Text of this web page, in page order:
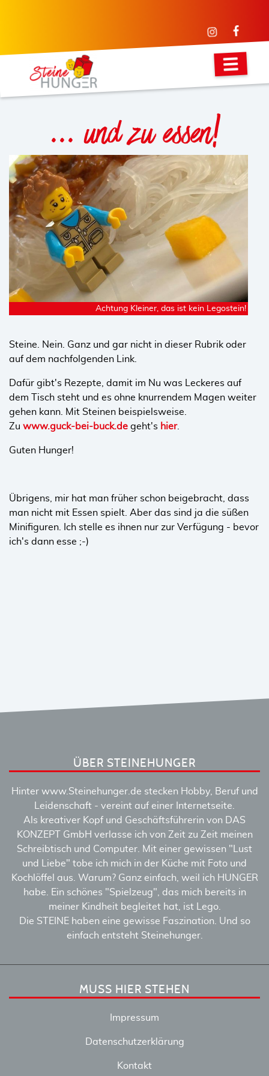
... und zu essen!
Achtung Kleiner, das ist kein Legostein!
Steine. Nein. Ganz und gar nicht in dieser Rubrik oder
auf dem nachfolgenden Link.
Dafür gibt's Rezepte, damit im Nu was Leckeres auf
dem Tisch steht und es ohne knurrendem Magen weiter
gehen kann. Mit Steinen beispielsweise.
Zu www.guck-bei-buck.de geht's hier.
Guten Hunger!
Übrigens, mir hat man früher schon beigebracht, dass
man nicht mit Essen spielt. Aber das sind ja die süßen
Minifiguren. Ich stelle es ihnen nur zur Verfügung - bevor
ich's dann esse ;-)
ÜBER STEINEHUNGER
Hinter www.Steinehunger.de stecken Hobby, Beruf und
Leidenschaft - vereint auf einer Internetseite.
Als kreativer Kopf und Geschäftsführerin von DAS
KONZEPT GmbH verlasse ich von Zeit zu Zeit meinen
Schreibtisch und Computer. Mit einer gewissen "Lust
und Liebe" tobe ich mich in der Küche mit Foto und
Kochlöffel aus. Warum? Ganz einfach, weil ich HUNGER
habe. Ein schönes "Spielzeug", das mich bereits in
meiner Kindheit begleitet hat, ist Lego.
Die STEINE haben eine gewisse Faszination. Und so
einfach entsteht Steinehunger.
MUSS HIER STEHEN
Impressum
Datenschutzerklärung
Kontakt